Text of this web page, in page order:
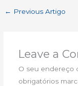
← Previous Artigo
Leave a
O seu endereço
obrigatórios